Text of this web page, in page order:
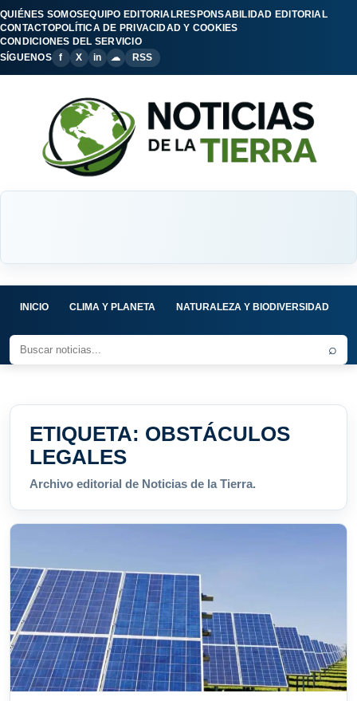
QUIÉNES SOMOSEQUIPO EDITORIALRESPONSABILIDAD EDITORIAL
CONTACTOPOLÍTICA DE PRIVACIDAD Y COOKIES
CONDICIONES DEL SERVICIO
SÍGUENOS
f X in ☁ RSS
INICIO CLIMA Y PLANETA NATURALEZA Y BIODIVERSIDAD
⌕
ETIQUETA: OBSTÁCULOS
LEGALES
Archivo editorial de Noticias de la Tierra.